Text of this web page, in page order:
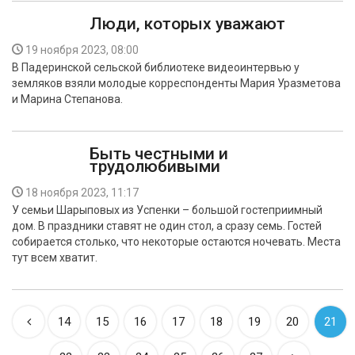
Люди, которых уважают
19 ноября 2023, 08:00
В Падеринской сельской библиотеке видеоинтервью у
земляков взяли молодые корреспонденты Мария Уразметова
и Марина Степанова.
Быть честными и
трудолюбивыми
18 ноября 2023, 11:17
У семьи Шарыповых из Успенки – большой гостеприимный
дом. В праздники ставят не один стол, а сразу семь. Гостей
собирается столько, что некоторые остаются ночевать. Места
тут всем хватит.
14 15 16 17 18 19 20 21